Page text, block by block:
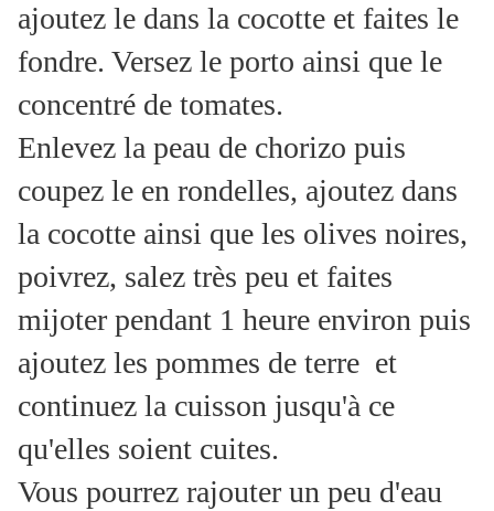
ajoutez le dans la cocotte et faites le
fondre. Versez le porto ainsi que le
concentré de tomates.
Enlevez la peau de chorizo puis
coupez le en rondelles, ajoutez dans
la cocotte ainsi que les olives noires,
poivrez, salez très peu et faites
mijoter pendant 1 heure environ puis
ajoutez les pommes de terre et
continuez la cuisson jusqu'à ce
qu'elles soient cuites.
Vous pourrez rajouter un peu d'eau